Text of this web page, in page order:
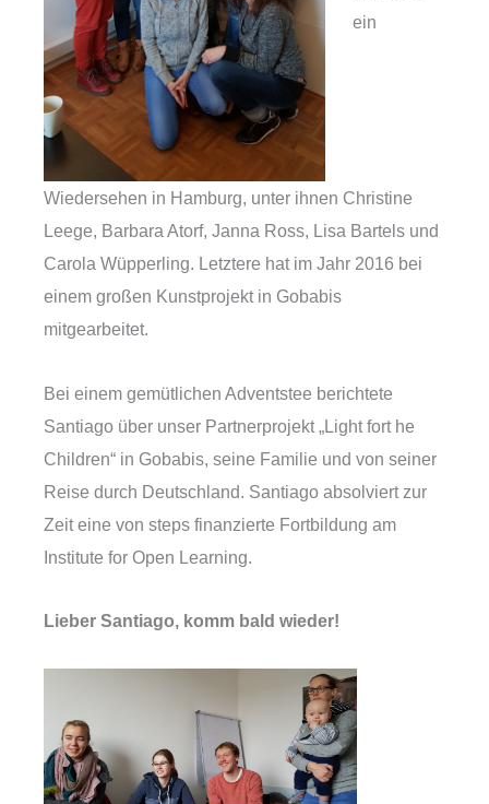
ein
Wiedersehen in Hamburg, unter ihnen Christine
Leege, Barbara Atorf, Janna Ross, Lisa Bartels und
Carola Wüpperling. Letztere hat im Jahr 2016 bei
einem großen Kunstprojekt in Gobabis
mitgearbeitet.
Bei einem gemütlichen Adventstee berichtete
Santiago über unser Partnerprojekt „Light fort he
Children“ in Gobabis, seine Familie und von seiner
Reise durch Deutschland. Santiago absolviert zur
Zeit eine von steps finanzierte Fortbildung am
Institute for Open Learning.
Lieber Santiago, komm bald wieder!